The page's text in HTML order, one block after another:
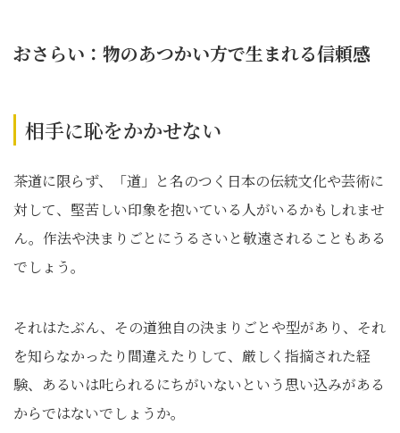
おさらい：物のあつかい方で生まれる信頼感
相手に恥をかかせない
茶道に限らず、「道」と名のつく日本の伝統文化や芸術に
対して、堅苦しい印象を抱いている人がいるかもしれませ
ん。作法や決まりごとにうるさいと敬遠されることもある
でしょう。
それはたぶん、その道独自の決まりごとや型があり、それ
を知らなかったり間違えたりして、厳しく指摘された経
験、あるいは𠮟られるにちがいないという思い込みがある
からではないでしょうか。